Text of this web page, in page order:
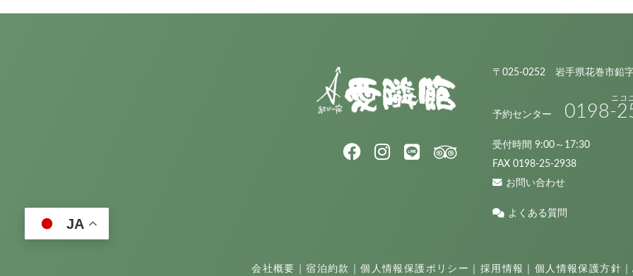
〒025-0252 岩手県花巻市鉛
予約センター 0198-
受付時間 9:00～17:30
FAX 0198-25-2938
お問い合わせ
よくある質問
会社概要 ｜宿泊約款 ｜個人情報保護ポリシー 採用情報 個人情報保護方針 ｜
JA